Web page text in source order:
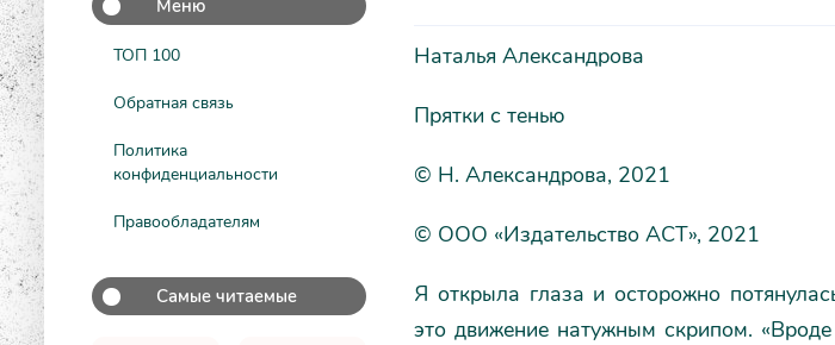
Меню
ТОП 100
Обратная связь
Политика
конфиденциальности
Правообладателям
Самые читаемые
Наталья Александрова
Прятки с тенью
© Н. Александрова, 2021
© ООО «Издательство АСТ», 2021
Я открыла глаза и осторожно
это движение натужным скрипом.